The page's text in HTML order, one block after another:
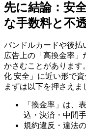
先に結論：安
な手数料と不
バンドルカードや後払
広告上の「高換金率
かさむことがあります
化 安全」に近い形で
まずは以下を押さえま
「換金率」は、
込・決済・中間
規約違反・違法